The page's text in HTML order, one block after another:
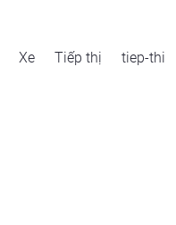
Xe Tiếp thị tiep-thi